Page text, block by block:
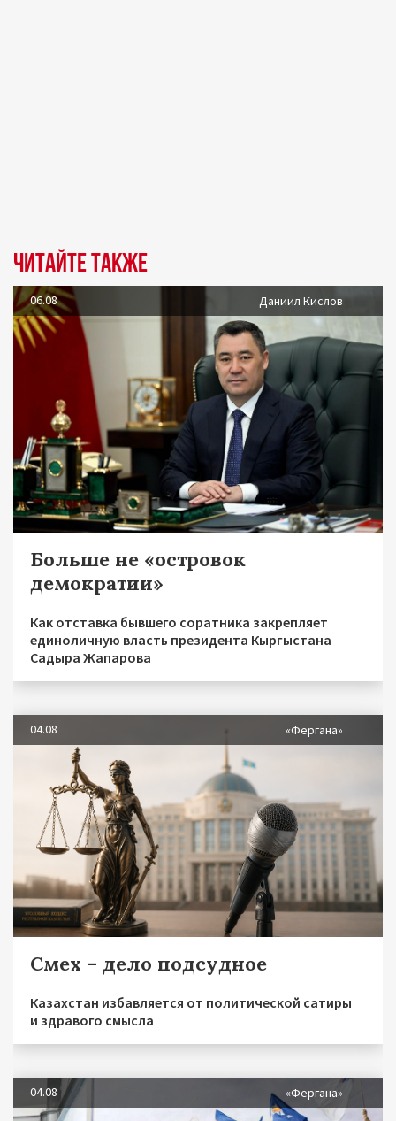
Читайте также
06.08 Даниил Кислов
Больше не «островок
демократии»
Как отставка бывшего соратника закрепляет
единоличную власть президента Кыргыстана
Садыра Жапарова
04.08 «Фергана»
Смех – дело подсудное
Казахстан избавляется от политической сатиры
и здравого смысла
04.08 «Фергана»